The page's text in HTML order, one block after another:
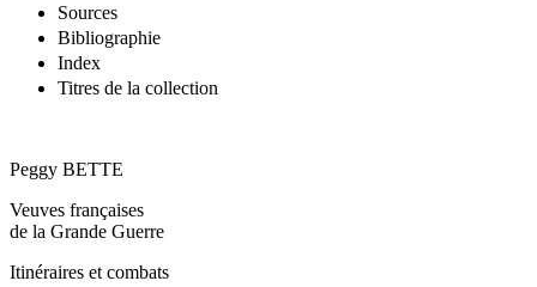
Sources
Bibliographie
Index
Titres de la collection
Peggy BETTE
Veuves françaises
de la Grande Guerre
Itinéraires et combats